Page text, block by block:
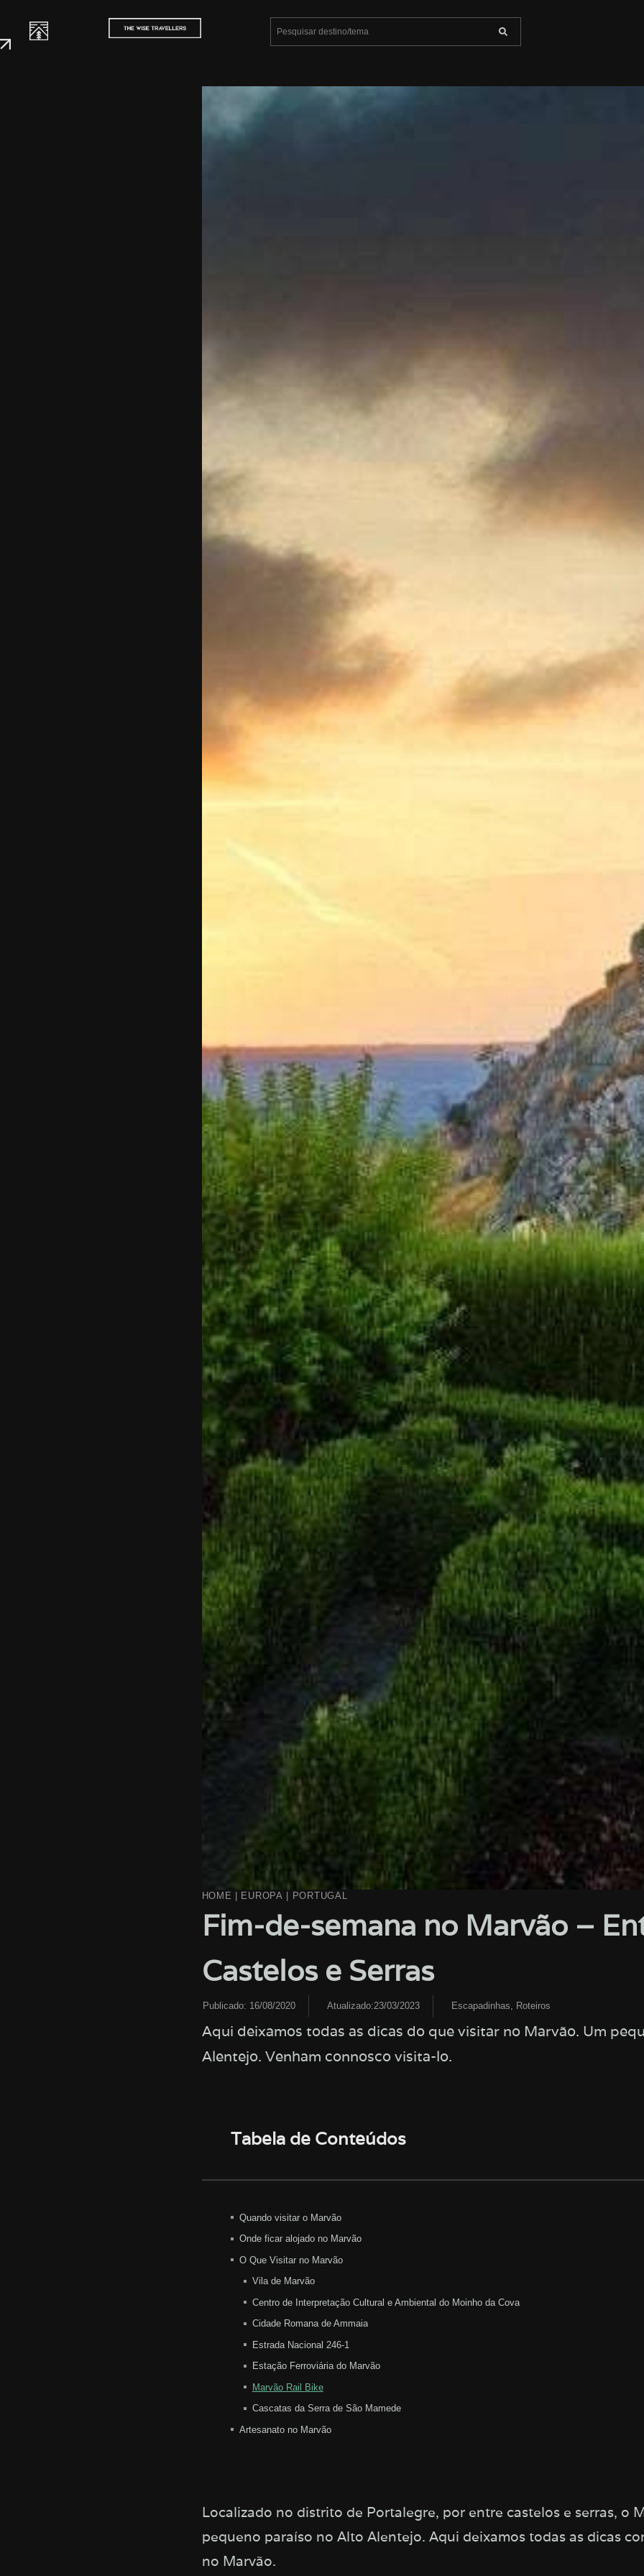
HOME EUROPA PORTUGAL
Fim-de-semana no Marvão –
Castelos e Serras
Publicado: 16/08/2020 Atualizado:23/03/2023 Escapadinhas Roteiros
Aqui deixamos todas as dicas do que visitar no Marvão. Um
Alentejo. Venham connosco visita-lo.
Tabela de Conteúdos
Quando visitar o Marvão
Onde ficar alojado no Marvão
O Que Visitar no Marvão
Vila de Marvão
Centro de Interpretação Cultural e Ambiental do Moinho da Cova
Cidade Romana de Ammaia
Estrada Nacional 246-1
Estação Ferroviária do Marvão
Marvão Rail Bike
Cascatas da Serra de São Mamede
Artesanato no Marvão
Localizado no distrito de Portalegre, por entre castelos e serras, o
pequeno paraíso no Alto Alentejo. Aqui deixamos todas as dicas
no Marvão.